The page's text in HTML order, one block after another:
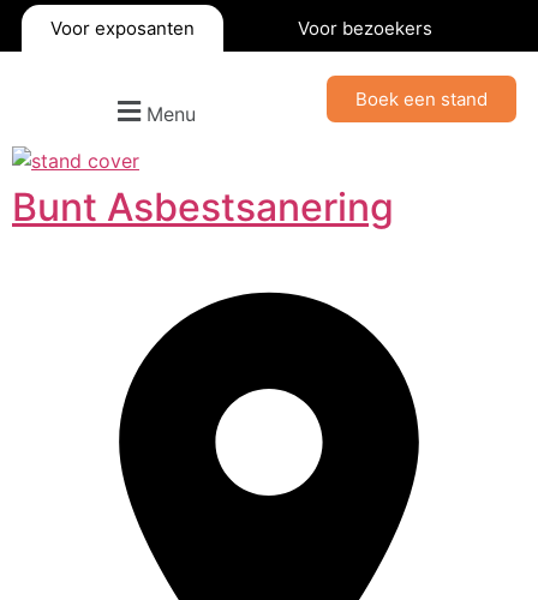
Voor exposanten Voor bezoekers
Menu
Boek een stand
Bunt Asbestsanering